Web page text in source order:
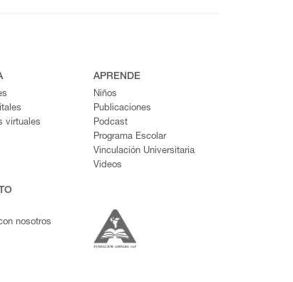
virtuales
APRENDE
Niños
Publicaciones
Podcast
Programa Escolar
Vinculación Universitaria
Videos
nosotros